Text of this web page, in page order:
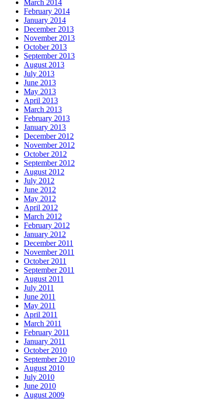
March 2014
February 2014
January 2014
December 2013
November 2013
October 2013
September 2013
August 2013
July 2013
June 2013
May 2013
April 2013
March 2013
February 2013
January 2013
December 2012
November 2012
October 2012
September 2012
August 2012
July 2012
June 2012
May 2012
April 2012
March 2012
February 2012
January 2012
December 2011
November 2011
October 2011
September 2011
August 2011
July 2011
June 2011
May 2011
April 2011
March 2011
February 2011
January 2011
October 2010
September 2010
August 2010
July 2010
June 2010
August 2009